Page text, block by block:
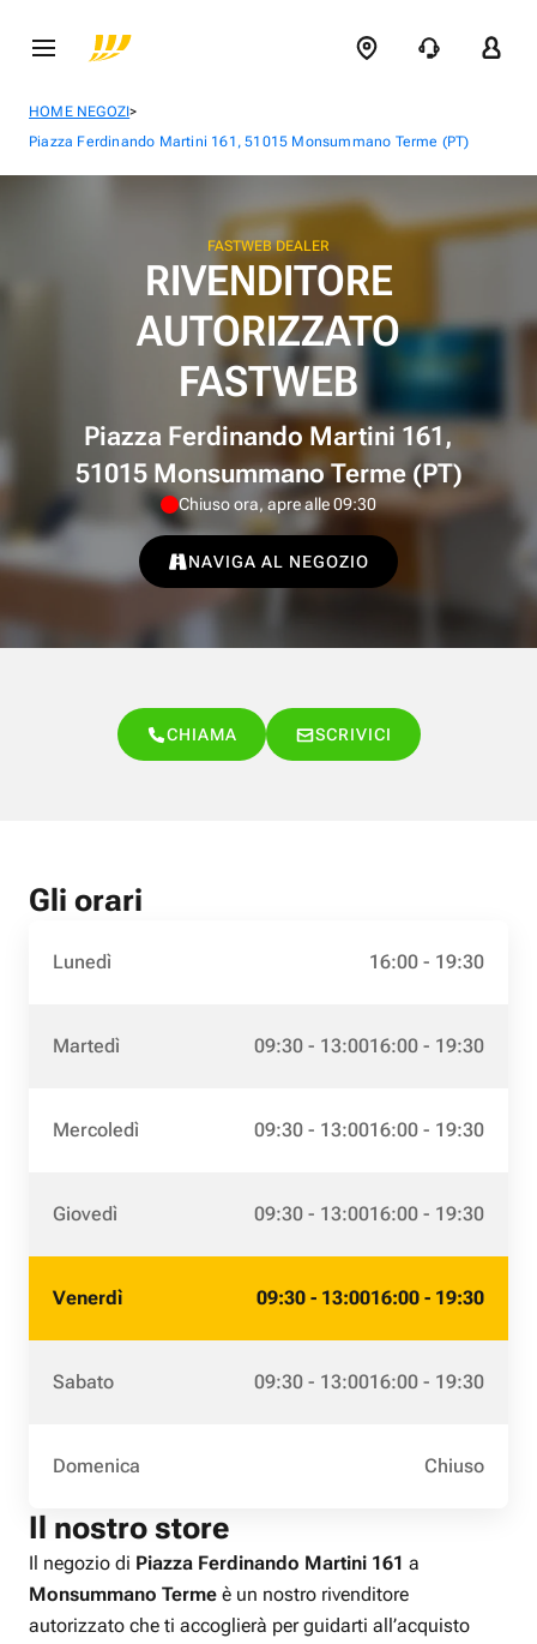
HOME NEGOZI>
Piazza Ferdinando Martini 161, 51015 Monsummano Terme (PT)
FASTWEB DEALER
RIVENDITORE
AUTORIZZATO
FASTWEB
Piazza Ferdinando Martini 161,
51015 Monsummano Terme (PT)
Chiuso ora, apre alle 09:30
NAVIGA AL NEGOZIO
CHIAMA SCRIVICI
Gli orari
Lunedì 16:00 - 19:30
Martedì 09:30 - 13:0016:00 - 19:30
Mercoledì 09:30 - 13:0016:00 - 19:30
Giovedì 09:30 - 13:0016:00 - 19:30
Venerdì 09:30 - 13:0016:00 - 19:30
Sabato 09:30 - 13:0016:00 - 19:30
Domenica Chiuso
Il nostro store
Il negozio di Piazza Ferdinando Martini 161 a
Monsummano Terme è un nostro rivenditore
autorizzato che ti accoglierà per guidarti all’acquisto